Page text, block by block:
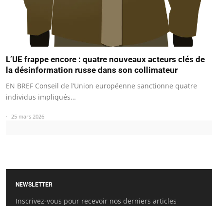
L’UE frappe encore : quatre nouveaux acteurs clés de
la désinformation russe dans son collimateur
EN BREF Conseil de l’Union européenne sanctionne quatre
individus impliqués…
25 mars 2026
NEWSLETTER
Inscrivez-vous pour recevoir nos derniers articles